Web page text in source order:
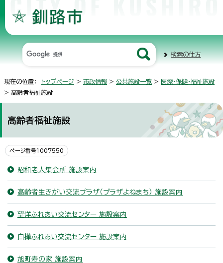
検索の仕方
現在の位置： トップページ > 市政情報 > 公共施設一覧 > 医療・保健・福祉施設
> 高齢者福祉施設
高齢者福祉施設
ページ番号1007550
昭和老人集会所 施設案内
高齢者生きがい交流プラザ（プラザよねまち） 施設案内
望洋ふれあい交流センター 施設案内
白樺ふれあい交流センター 施設案内
旭町寿の家 施設案内